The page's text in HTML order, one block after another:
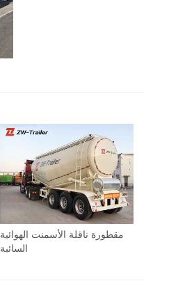
مقطورة ناقلة الأسمنت الهوائية
السائبة